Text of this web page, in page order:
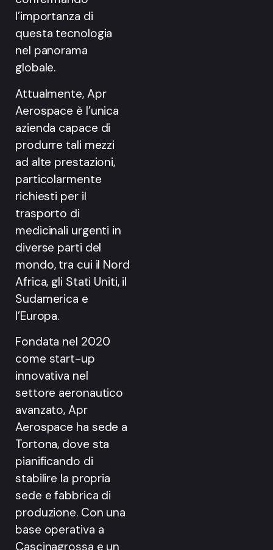
l’importanza di
questa tecnologia
nel panorama
globale.
Attualmente, Apr
Aerospace è l’unica
azienda capace di
produrre tali mezzi
ad alte prestazioni,
particolarmente
richiesti per il
trasporto di
medicinali urgenti in
diverse parti del
mondo, tra cui il Nord
Africa, gli Stati Uniti, il
Sudamerica e
l’Europa.
Fondata nel 2020
come start-up
innovativa nel
settore aeronautico
avanzato, Apr
Aerospace ha sede a
Tortona, dove sta
pianificando di
stabilire la propria
sede e fabbrica di
produzione. Con una
base operativa a
Cascinagrossa e un